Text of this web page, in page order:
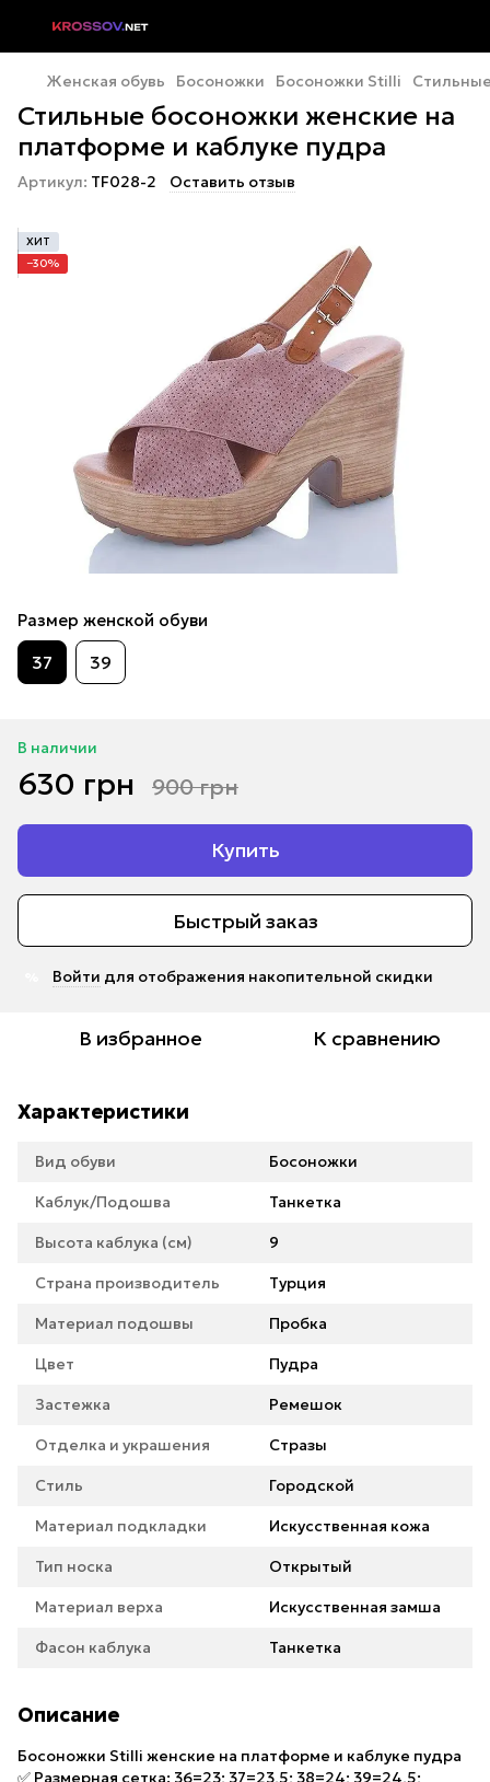
Женская обувь Босоножки Босоножки Stilli
Стильные босоножки женские на
платформе и каблуке пудра
Артикул: TF028-2 Оставить отзыв
ХИТ
−30%
Размер женской обуви
37 39
В наличии
630 грн 900 грн
Купить
Быстрый заказ
Войти для отображения накопительной скидки
В избранное К сравнению
Характеристики
Вид обуви Босоножки
Каблук/Подошва Танкетка
Высота каблука (см) 9
Страна производитель Турция
Материал подошвы Пробка
Цвет Пудра
Застежка Ремешок
Отделка и украшения Стразы
Стиль Городской
Материал подкладки Искусственная кожа
Тип носка Открытый
Материал верха Искусственная замша
Фасон каблука Танкетка
Описание
Босоножки Stilli женские на платформе и каблуке пудра
✅ Размерная сетка: 36=23; 37=23,5; 38=24; 39=24,5;